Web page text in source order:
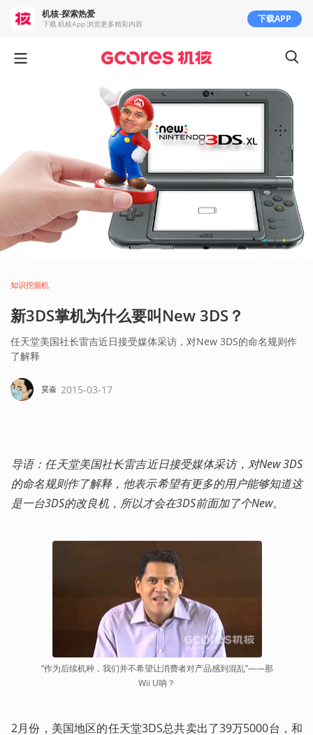
知识挖掘机
新3DS掌机为什么要叫New 3DS？
任天堂美国社长雷吉近日接受媒体采访，对New 3DS的命名规则作
了解释
昊崙 2015-03-17
导语：任天堂美国社长雷吉近日接受媒体采访，对New 3DS
的命名规则作了解释，他表示希望有更多的用户能够知道这
是一台3DS的改良机，所以才会在3DS前面加了个New。
“作为后续机种，我们并不希望让消费者对产品感到混乱”——那
Wii U呐？
2月份，美国地区的任天堂3DS总共卖出了39万5000台，和
机核-探索热爱
下载 机核App 浏览更多精彩内容 下载APP